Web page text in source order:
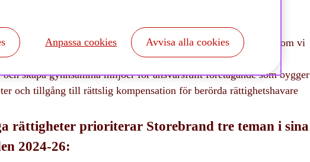
rättigheter respekteras genom att föra dialoger med bolag som vi
policyer samt standardiseringsorgan för att ta itu med
skapa gynnsamma miljöer för ansvarsfullt företagande som bygger
och tillgång till rättslig kompensation för berörda rättighetshavare
rättigheter prioriterar Storebrand tre teman i sina
2024-26:
Anpassa cookies Avvisa alla cookies